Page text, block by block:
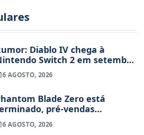
Diablo IV chega à
Switch 2 em setembro
vai custar o preço de um jogo
6 AGOSTO, 2026
Blade Zero está
pré-vendas
na próxima semana
6 AGOSTO, 2026